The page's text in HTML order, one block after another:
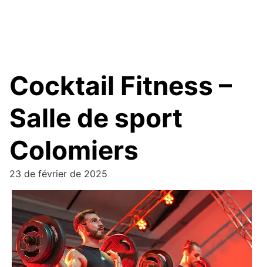
Cocktail Fitness –
Salle de sport
Colomiers
23 de février de 2025